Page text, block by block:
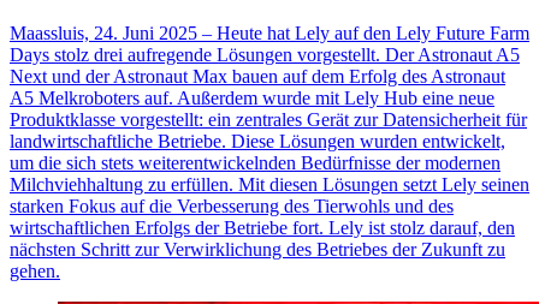
Maassluis, 24. Juni 2025 – Heute hat Lely auf den Lely Future Farm
Days stolz drei aufregende Lösungen vorgestellt. Der Astronaut A5
Next und der Astronaut Max bauen auf dem Erfolg des Astronaut
A5 Melkroboters auf. Außerdem wurde mit Lely Hub eine neue
Produktklasse vorgestellt: ein zentrales Gerät zur Datensicherheit für
landwirtschaftliche Betriebe. Diese Lösungen wurden entwickelt,
um die sich stets weiterentwickelnden Bedürfnisse der modernen
Milchviehhaltung zu erfüllen. Mit diesen Lösungen setzt Lely seinen
starken Fokus auf die Verbesserung des Tierwohls und des
wirtschaftlichen Erfolgs der Betriebe fort. Lely ist stolz darauf, den
nächsten Schritt zur Verwirklichung des Betriebes der Zukunft zu
gehen.